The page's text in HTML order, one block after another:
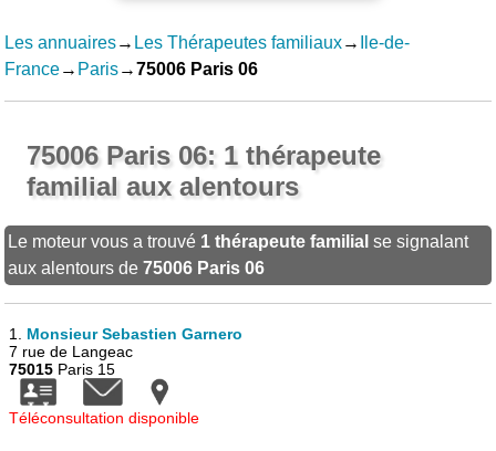
Les annuaires→ Les Thérapeutes familiaux→
Ile-de-
France→ Paris→75006 Paris 06
75006 Paris 06: 1 thérapeute
familial aux alentours
Le moteur vous a trouvé 1 thérapeute familial se signalant
aux alentours de75006 Paris 06
1. Monsieur Sebastien Garnero
7 rue de Langeac
75015 Paris 15
Téléconsultation disponible